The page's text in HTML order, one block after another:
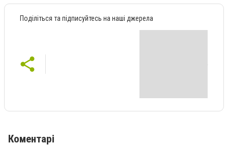
Поділіться та підписуйтесь на наші джерела
Коментарі